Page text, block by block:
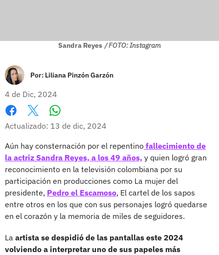
Sandra Reyes / FOTO: Instagram
Por: Liliana Pinzón Garzón
4 de Dic, 2024
Facebook
X
Actualizado: 13 de dic, 2024
Aún hay consternación por el repentino fallecimiento de
la actriz Sandra Reyes, a los 49 años, y quien logró gran
reconocimiento en la televisión colombiana por su
participación en producciones como La mujer del
presidente, Pedro el Escamoso, El cartel de los sapos
entre otros en los que con sus personajes logró quedarse
en el corazón y la memoria de miles de seguidores.
La artista se despidió de las pantallas este 2024
volviendo a interpretar uno de sus papeles más